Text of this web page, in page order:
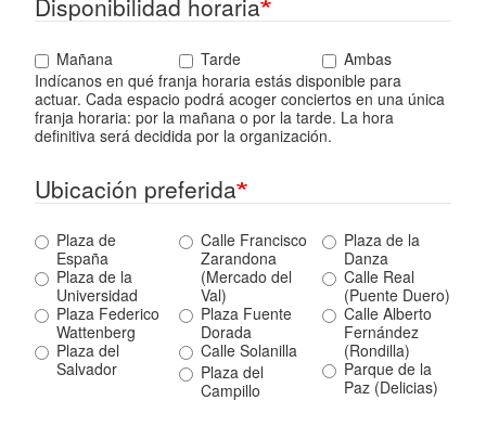
Disponibilidad horaria
Mañana Tarde
Ambas
Indícanos en qué franja horaria estás disponible para
actuar. Cada espacio podrá acoger conciertos en una única
franja horaria: por la mañana o por la tarde. La hora
definitiva será decidida por la organización.
Ubicación preferida
Plaza de
España
Plaza de la
Universidad
Plaza Federico
Wattenberg
Plaza del
Salvador
Calle Francisco
Zarandona
(Mercado del
Val)
Plaza Fuente
Dorada
Calle Solanilla
Plaza del
Campillo
Plaza de la
Danza
Calle Real
(Puente Duero)
Calle Alberto
Fernández
(Rondilla)
Parque de la
Paz (Delicias)